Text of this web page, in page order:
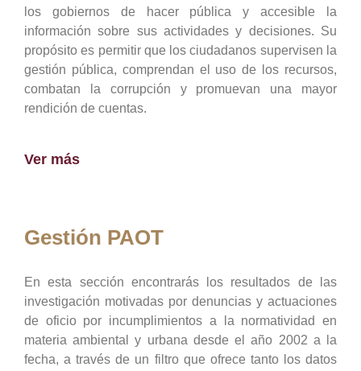
los gobiernos de hacer pública y accesible la
información sobre sus actividades y decisiones. Su
propósito es permitir que los ciudadanos supervisen la
gestión pública, comprendan el uso de los recursos,
combatan la corrupción y promuevan una mayor
rendición de cuentas.
Ver más
Gestión PAOT
En esta sección encontrarás los resultados de las
investigación motivadas por denuncias y actuaciones
de oficio por incumplimientos a la normatividad en
materia ambiental y urbana desde el año 2002 a la
fecha, a través de un filtro que ofrece tanto los datos